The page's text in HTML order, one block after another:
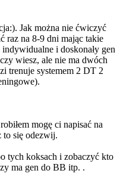
Jak można nie ćwiczyć
raz na 8-9 dni mając takie
i doskonały gen
wiesz, ale nie ma dwóch
trenuje systemem 2 DT 2
mogę ci napisać na
to się odezwij.
tych koksach i zobaczyć kto
ma gen do BB itp. .